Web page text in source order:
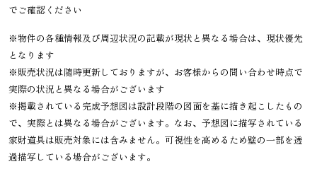
でご確認ください
※物件の各種情報及び周辺状況の記載が現状と異なる場合は、現状優先
となります
※販売状況は随時更新しておりますが、お客様からの問い合わせ時点で
実際の状況と異なる場合がございます
※掲載されている完成予想図は設計段階の図面を基に描き起こしたもの
で、実際とは異なる場合がございます。なお、予想図に描写されている
家財道具は販売対象には含みません。可視性を高めるため壁の一部を透
過描写している場合がございます。